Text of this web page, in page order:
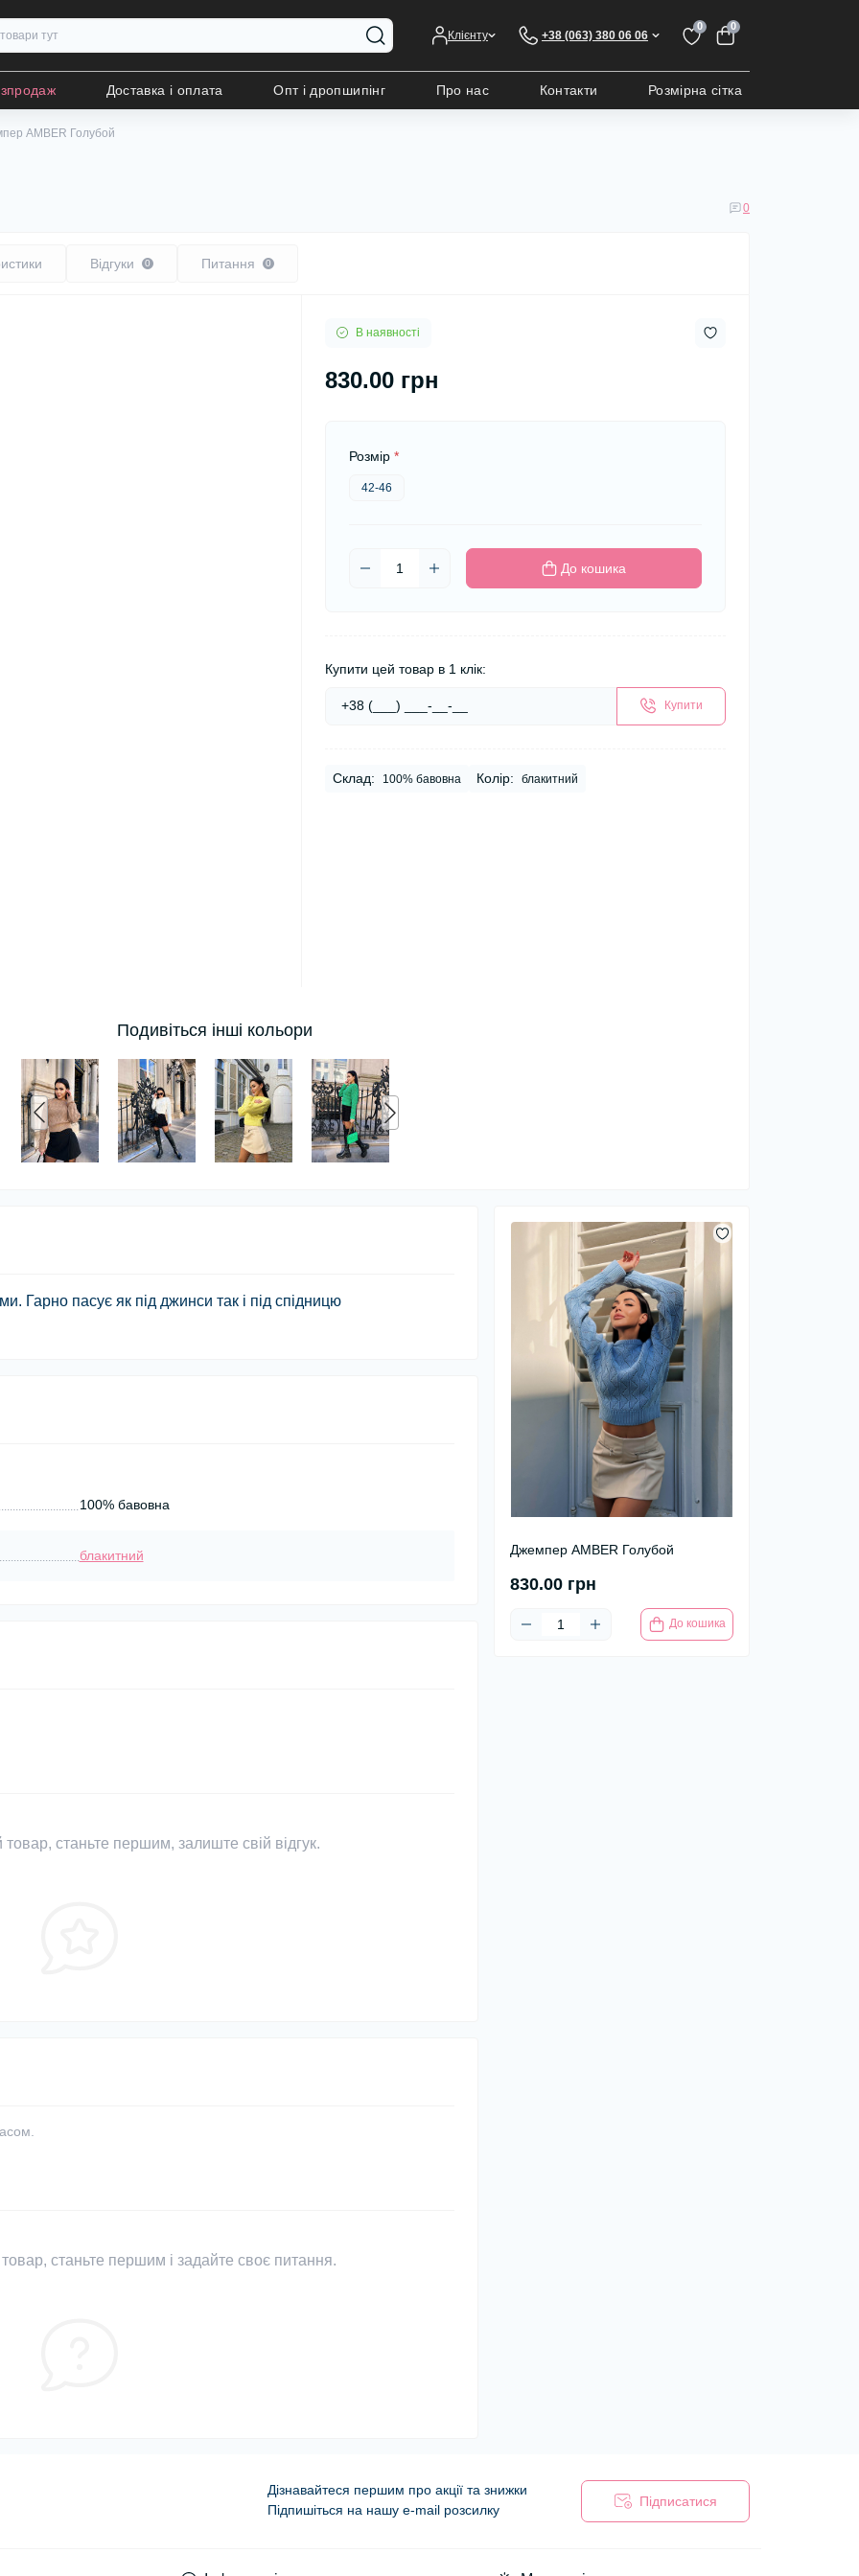
Клієнту +38 (063) 380 06 06
0 0
Доставка і оплата Опт і дропшипінг Про нас Контакти Розмірна сітка
AMBER Голубой
0
Відгуки 0 Питання 0
Подивіться інші кольори
В наявності
830.00 грн
Розмір *
42-46
До кошика
Купити цей товар в 1 клік:
Купити
Склад: 100% бавовна Колір: блакитний
Джемпер AMBER Голубой
830.00 грн
До кошика
Гарно пасує як під джинси так і під спідницю
100% бавовна
блакитний
товар, станьте першим, залиште свій відгук.
станьте першим і задайте своє питання.
Дізнавайтеся першим про акції та знижки
Підпишіться на нашу e-mail розсилку
Підписатися